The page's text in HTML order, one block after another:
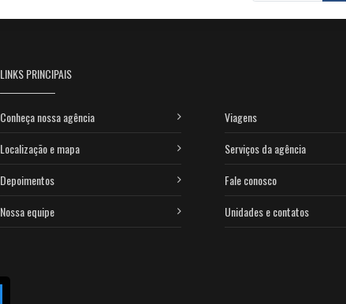
LINKS PRINCIPAIS
Conheça nossa agência
Localização e mapa
Depoimentos
Nossa equipe
Viagens
Serviços da agência
Fale conosco
Unidades e contatos